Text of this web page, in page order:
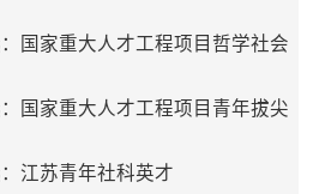
国家重大人才工程项目哲学社会
国家重大人才工程项目青年拔尖
江苏青年社科英才